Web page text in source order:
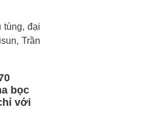
tùng, đại
Trần
bọc
với